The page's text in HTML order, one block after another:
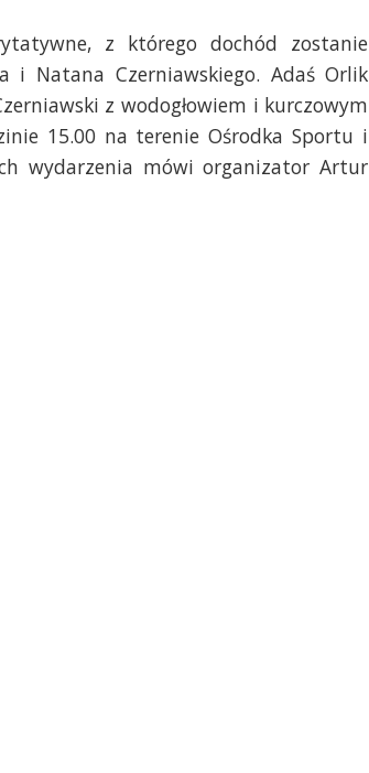
z którego dochód zostanie
i Natana Czerniawskiego. Adaś Orlik
z wodogłowiem i kurczowym
15.00 na terenie Ośrodka Sportu i
wydarzenia mówi organizator Artur